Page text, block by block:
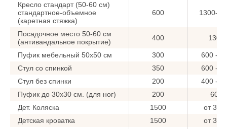
Кресло стандарт (50-60 см)
стандартное-объемное
(каретная стяжка)
600 1300-
Посадочное место 50-60 см
(антивандальное покрытие)
400 1300
Пуфик мебельный 50x50 см 300
600 -
Стул со спинкой
350
600 -
Стул без спинки
200
400 -
Пуфик до 30x30 см. (для ног)
200
600
Дет. Коляска
1500
от
Детская кроватка
1500
от